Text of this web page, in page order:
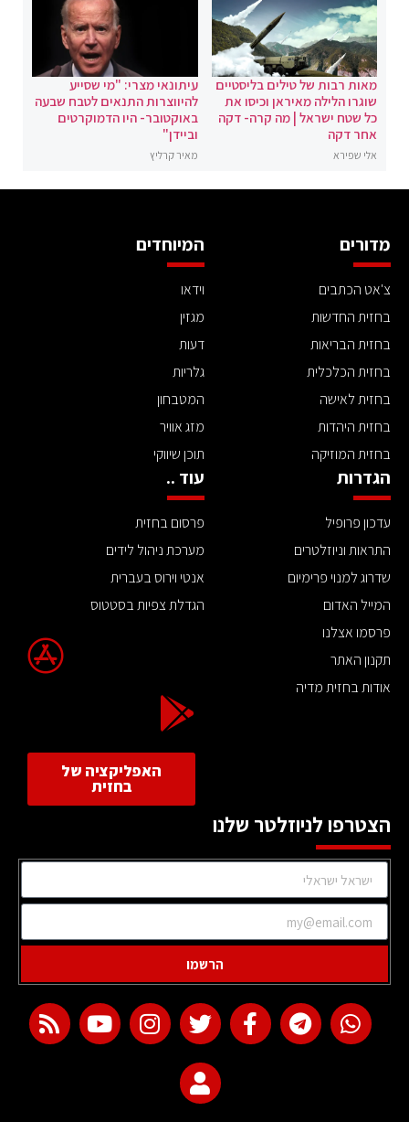
מאות רבות של טילים בליסטיים
שוגרו הלילה מאיראן וכיסו את
כל שטח ישראל | מה קרה- דקה
אחר דקה
אלי שפירא
עיתונאי מצרי: "מי שסייע
להיווצרות התנאים לטבח שבעה
באוקטובר- היו הדמוקרטים
וביידן"
מאיר קרליץ
מדורים
צ'אט הכתבים
בחזית החדשות
בחזית הבריאות
בחזית הכלכלית
בחזית לאישה
בחזית היהדות
בחזית המוזיקה
המיוחדים
וידאו
מגזין
דעות
גלריות
המטבחון
מזג אוויר
תוכן שיווקי
הגדרות
עדכון פרופיל
התראות וניוזלטרים
שדרוג למנוי פרימיום
המייל האדום
פרסמו אצלנו
תקנון האתר
אודות בחזית מדיה
עוד ..
פרסום בחזית
מערכת ניהול לידים
אנטי וירוס בעברית
הגדלת צפיות בסטטוס
האפליקציה של
בחזית
הצטרפו לניוזלטר שלנו
הרשמו